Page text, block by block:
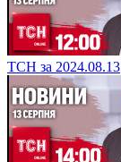
ТСН за 2024.08.13